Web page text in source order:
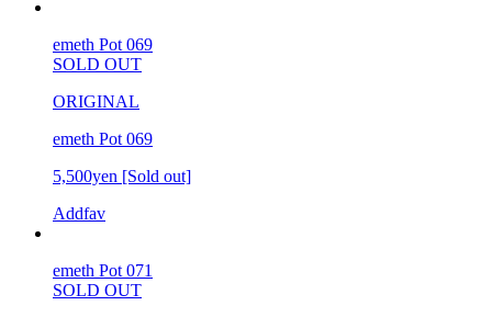
emeth Pot 069
SOLD OUT
ORIGINAL
emeth Pot 069
5,500yen [Sold out]
Addfav
emeth Pot 071
SOLD OUT